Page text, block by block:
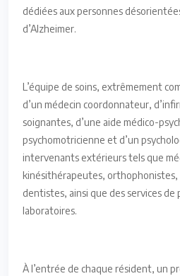
dédiées aux personnes
d’Alzheimer.
L’équipe de soins, extrêmement
d’un médecin coordonnateur,
soignantes, d’une aide médico-
psychomotricienne et d’un
intervenants extérieurs tels que
kinésithérapeutes, orthophonistes,
dentistes, ainsi que des services de
laboratoires.
À l’entrée de chaque résident, un